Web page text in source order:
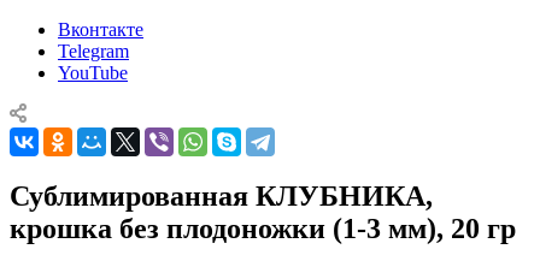
Вконтакте
Telegram
YouTube
Сублимированная КЛУБНИКА,
крошка без плодоножки (1-3 мм), 20 гр